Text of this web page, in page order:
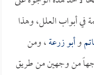
في أبواب العلل، وهذا
وأبو زرعة، ومن
من وجهين من طريق